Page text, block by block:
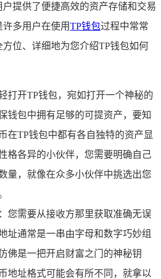
提供了便捷高效的资产存储和交易
多用户在使用TP钱包过程中常常
位、详细地为您介绍TP钱包如何
打开TP钱包，宛如打开一个神秘的
钱包中拥有足够的可提资产，要知
在TP钱包中都有各自独特的资产显
格各异的小伙伴，您需要明确自己
量，就像在众多小伙伴中挑选出您
：您需要从接收方那里获取准确无误
址通常是一串由字母和数字巧妙组
佛是一把开启财富之门的神秘钥
地址格式可能会有所不同，就拿以